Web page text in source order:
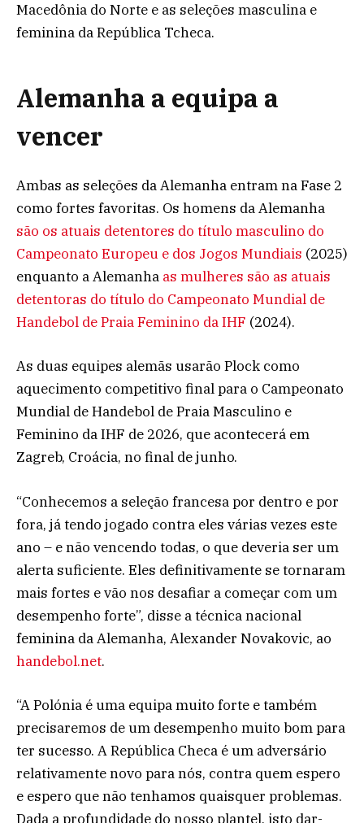
Macedônia do Norte e as seleções masculina e
feminina da República Tcheca.
Alemanha a equipa a
vencer
Ambas as seleções da Alemanha entram na Fase 2
como fortes favoritas. Os homens da Alemanha
são os atuais detentores do título masculino do
Campeonato Europeu e dos Jogos Mundiais (2025)
enquanto a Alemanha as mulheres são as atuais
detentoras do título do Campeonato Mundial de
Handebol de Praia Feminino da IHF (2024).
As duas equipes alemãs usarão Plock como
aquecimento competitivo final para o Campeonato
Mundial de Handebol de Praia Masculino e
Feminino da IHF de 2026, que acontecerá em
Zagreb, Croácia, no final de junho.
“Conhecemos a seleção francesa por dentro e por
fora, já tendo jogado contra eles várias vezes este
ano – e não vencendo todas, o que deveria ser um
alerta suficiente. Eles definitivamente se tornaram
mais fortes e vão nos desafiar a começar com um
desempenho forte”, disse a técnica nacional
feminina da Alemanha, Alexander Novakovic, ao
handebol.net.
“A Polónia é uma equipa muito forte e também
precisaremos de um desempenho muito bom para
ter sucesso. A República Checa é um adversário
relativamente novo para nós, contra quem espero
e espero que não tenhamos quaisquer problemas.
Dada a profundidade do nosso plantel, isto dar-